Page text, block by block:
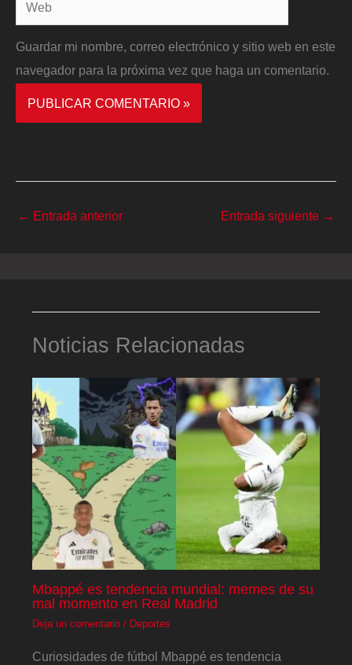
Guardar mi nombre, correo electrónico y sitio web en este
navegador para la próxima vez que haga un comentario.
← Entrada anterior Entrada siguiente →
Noticias Relacionadas
Mbappé es tendencia mundial: memes de su
mal momento en Real Madrid
Deja un comentario / Deportes
Curiosidades de fútbol Mbappé es tendencia